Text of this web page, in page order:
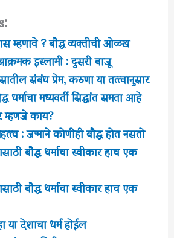
म्हणावे ? बौद्ध व्यक्तीची ओळख
इस्लामी : दुसरी बाजू
संबंध प्रेम, करुणा या तत्त्वानुसार
धर्माचा मध्यवर्ती सिद्धांत समता आहे
काय?
: जन्माने कोणीही बौद्ध होत नसतो
बौद्ध धर्माचा स्वीकार हाच एक
बौद्ध धर्माचा स्वीकार हाच एक
या देशाचा धर्म होईल